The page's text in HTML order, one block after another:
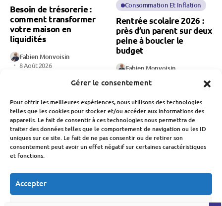
Gérer le consentement
Pour offrir les meilleures expériences, nous utilisons des technologies
telles que les cookies pour stocker et/ou accéder aux informations des
appareils. Le fait de consentir à ces technologies nous permettra de
traiter des données telles que le comportement de navigation ou les ID
uniques sur ce site. Le fait de ne pas consentir ou de retirer son
consentement peut avoir un effet négatif sur certaines caractéristiques
et fonctions.
Accepter
Besoin de trésorerie :
comment transformer
votre maison en
liquidités
Fabien Monvoisin
8 Août 2026
Consommation Et Inflation
Rentrée scolaire 2026 :
près d’un parent sur deux
peine à boucler le
budget
Fabien Monvoisin
Banque Et Néo-Banque
Présidentielle 2027 : le
Crédit Mutuel refuse de
Natalité en France : une
inquiète pour notre